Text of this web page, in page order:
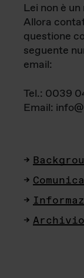
Lei non è
Allora
questione
seguente
email:
Tel.: 0039
Email: